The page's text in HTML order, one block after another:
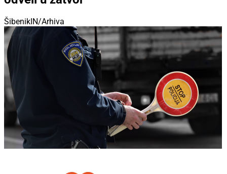
ŠibenikIN/Arhiva